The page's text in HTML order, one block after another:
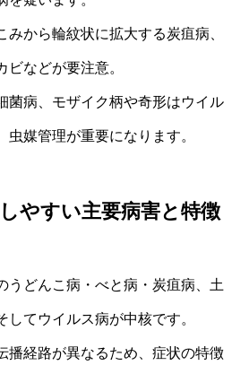
みから輪紋状に拡大する炭疽病、
などが要注意。
菌病、モザイク柄や奇形はウイル
虫媒管理が重要になります。
やすい主要病害と特徴
うどんこ病・べと病・炭疽病、土
てウイルス病が中核です。
播経路が異なるため、症状の特徴